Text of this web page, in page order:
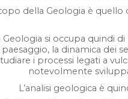
della Geologia è quello
Geologia si occupa quindi
paesaggio, la dinamica dei
i processi legati a
notevolmente
L’analisi geologica è